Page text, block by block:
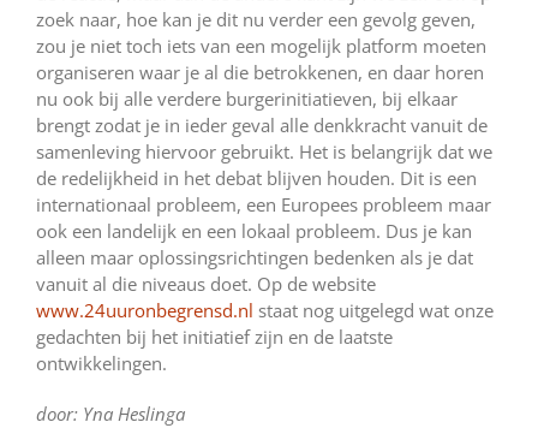
zoek naar, hoe kan je dit nu verder een gevolg geven,
zou je niet toch iets van een mogelijk platform moeten
organiseren waar je al die betrokkenen, en daar horen
nu ook bij alle verdere burgerinitiatieven, bij elkaar
brengt zodat je in ieder geval alle denkkracht vanuit de
samenleving hiervoor gebruikt. Het is belangrijk dat we
de redelijkheid in het debat blijven houden. Dit is een
internationaal probleem, een Europees probleem maar
ook een landelijk en een lokaal probleem. Dus je kan
alleen maar oplossingsrichtingen bedenken als je dat
vanuit al die niveaus doet. Op de website
www.24uuronbegrensd.nl staat nog uitgelegd wat onze
gedachten bij het initiatief zijn en de laatste
ontwikkelingen.
door: Yna Heslinga